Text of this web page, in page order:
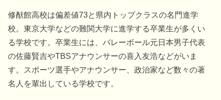
修猷館高校は偏差値73と県内トップクラスの名門進学
校。東京大学などの難関大学に進学する卒業生が多くい
る学校です。卒業生には、バレーボール元日本男子代表
の佐藤賢吉やTBSアナウンサーの喜入友浩などがいま
す。スポーツ選手やアナウンサー、政治家など数々の著
名人を輩出している学校です。